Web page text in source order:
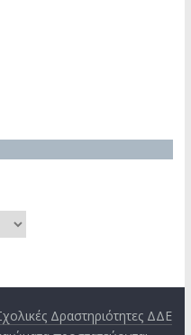
Δραστηριότητες ΔΔΕ